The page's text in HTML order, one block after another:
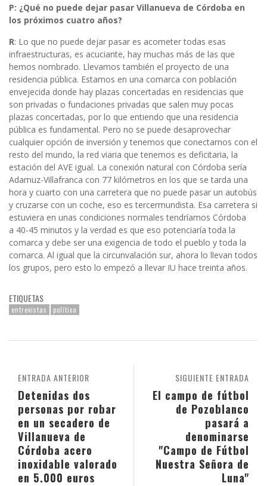
P: ¿Qué no puede dejar pasar Villanueva de Córdoba en
los próximos cuatro años?
R: Lo que no puede dejar pasar es acometer todas esas
infraestructuras, es acuciante, hay muchas más de las que
hemos nombrado. Llevamos también el proyecto de una
residencia pública. Estamos en una comarca con población
envejecida donde hay plazas concertadas en residencias que
son privadas o fundaciones privadas que salen muy pocas
plazas concertadas, por lo que entiendo que una residencia
pública es fundamental. Pero no se puede desaprovechar
cualquier opción de inversión y tenemos que conectarnos con el
resto del mundo, la red viaria que tenemos es deficitaria, la
estación del AVE igual. La conexión natural con Córdoba sería
Adamuz-Villafranca con 77 kilómetros en los que se tarda una
hora y cuarto con una carretera que no puede pasar un autobús
y cruzarse con un coche, eso es tercermundista. Esa carretera si
estuviera en unas condiciones normales tendríamos Córdoba
a 40-45 minutos y la verdad es que eso potenciaría toda la
comarca y debe ser una exigencia de todo el pueblo y toda la
comarca. Al igual que la circunvalación sur, ahora lo llevan todos
los grupos, pero esto lo empezó a llevar IU hace treinta años.
ETIQUETAS
entrevistas política
SIGUIENTE ENTRADA
El campo de fútbol
de Pozoblanco
pasará a
denominarse
"Campo de Fútbol
Nuestra Señora de
Luna"
ENTRADA ANTERIOR
Detenidas dos
personas por robar
en un secadero de
Villanueva de
Córdoba acero
inoxidable valorado
en 5.000 euros